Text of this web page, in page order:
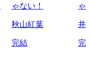
ゃない！
秋山紅葉
完結
ゃ
井
完